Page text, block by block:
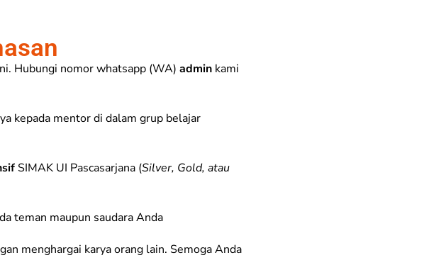
Hubungi nomor whatsapp (WA) admin kami
kepada mentor di dalam grup belajar
SIMAK UI Pascasarjana (Silver, Gold, atau
teman maupun saudara Anda
menghargai karya orang lain. Semoga Anda